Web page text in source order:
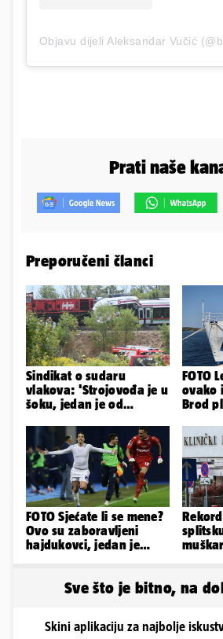
Prati naše
Preporučeni članci
Sindikat o sudaru
vlakova: 'Strojovođa je u
šoku, jedan je od
najobučenijih...'
FOTO
ovako
Brod
FOTO Sjećate li se mene?
Ovo su zaboravljeni
hajdukovci, jedan je
Sve što je bitno, na
Skini aplikaciju za najbolje